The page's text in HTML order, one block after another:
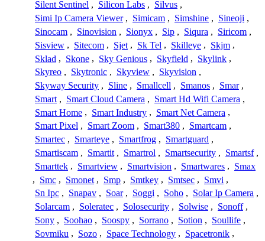
Silent Sentinel , Silicon Labs , Silvus ,
Simi Ip Camera Viewer , Simicam , Simshine , Sineoji ,
Sinocam , Sinovision , Sionyx , Sip , Siqura , Siricom ,
Sisview , Sitecom , Sjet , Sk Tel , Skilleye , Skjm ,
Sklad , Skone , Sky Genious , Skyfield , Skylink ,
Skyreo , Skytronic , Skyview , Skyvision ,
Skyway Security , Sline , Smallcell , Smanos , Smar ,
Smart , Smart Cloud Camera , Smart Hd Wifi Camera ,
Smart Home , Smart Industry , Smart Net Camera ,
Smart Pixel , Smart Zoom , Smart380 , Smartcam ,
Smartec , Smarteye , Smartfrog , Smartguard ,
Smartiscam , Smartit , Smartrol , Smartsecurity , Smartsf ,
Smarttek , Smartview , Smartvision , Smartwares , Smax
, Smc , Smonet , Smp , Smtkey , Smtsec , Smvi ,
Sn Ipc , Snapav , Soar , Soggi , Soho , Solar Ip Camera ,
Solarcam , Soleratec , Solosecurity , Solwise , Sonoff ,
Sony , Soohao , Soospy , Sorrano , Sotion , Soullife ,
Sovmiku , Sozo , Space Technology , Spacetronik ,